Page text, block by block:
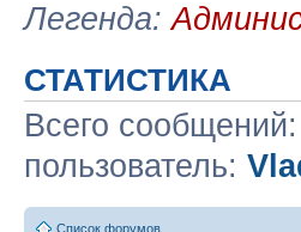
Легенда:
СТАТИСТИКА
Всего сообщений:
пользователь:
Список форумов